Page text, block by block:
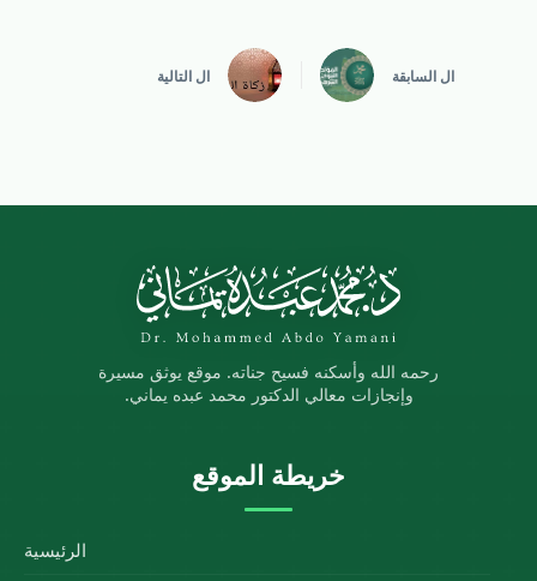
ال السابقة ال التالية
رحمه الله وأسكنه فسيح جناته. موقع يوثق مسيرة
وإنجازات معالي الدكتور محمد عبده يماني.
خريطة الموقع
الرئيسية